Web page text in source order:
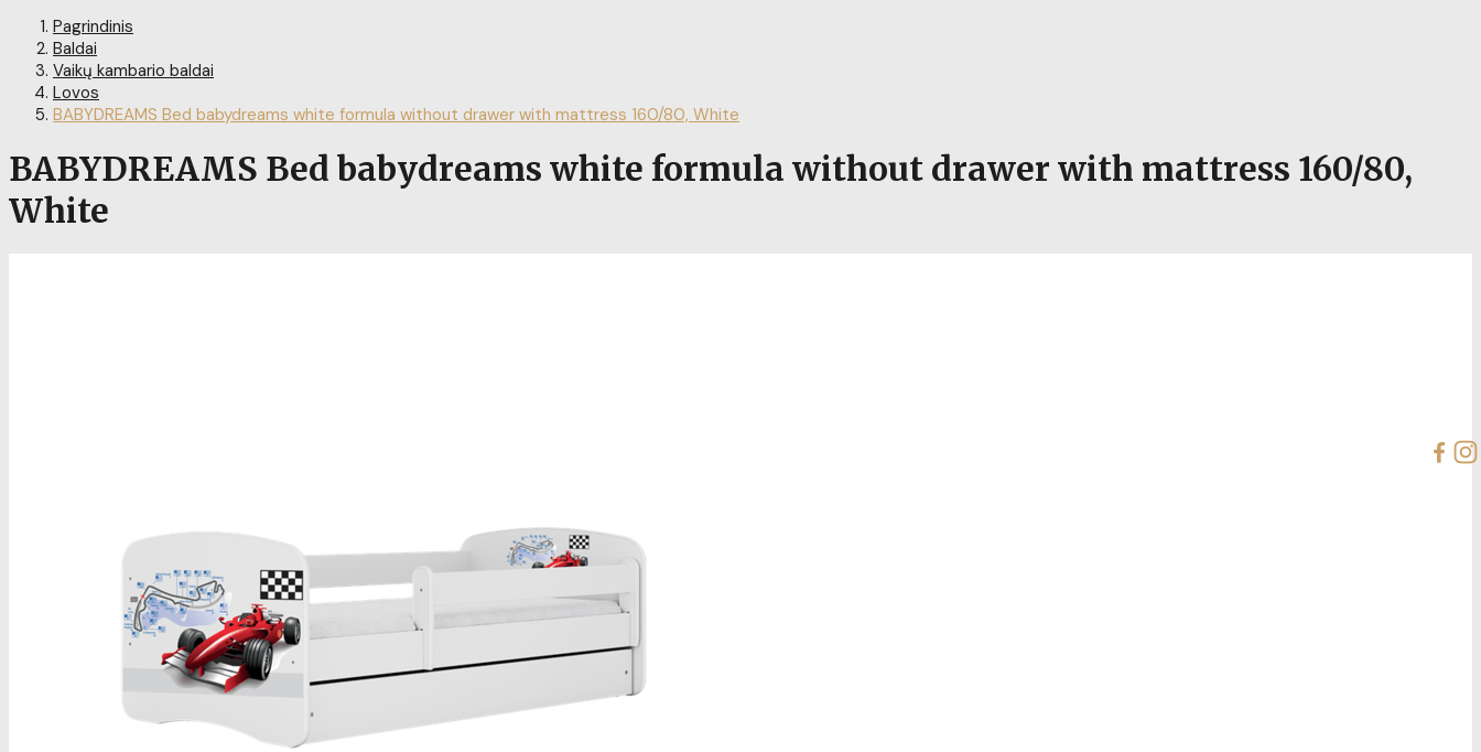
Pagrindinis
Baldai
Vaikų kambario baldai
Lovos
BABYDREAMS Bed babydreams white formula without drawer with mattress 160/80, White
BABYDREAMS Bed babydreams white formula without drawer with mattress 160/80,
White